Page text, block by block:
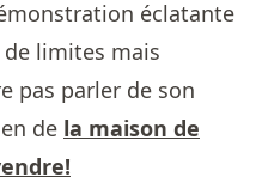
éclatante
de limites mais
pas parler de son
de la maison de